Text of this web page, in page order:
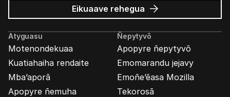
Eikuaave Mozilla
marandu’i
rehegua
Atyguasu
Motenondekuaa
Kuatiahaiha rendaite
Mba’aporã
Apopyre ñemuha
Ñepytyvõ
Apopyre ñepytyvõ
Emomarandu jejavy
Emoñe’ẽasa Mozilla
Tekorosã